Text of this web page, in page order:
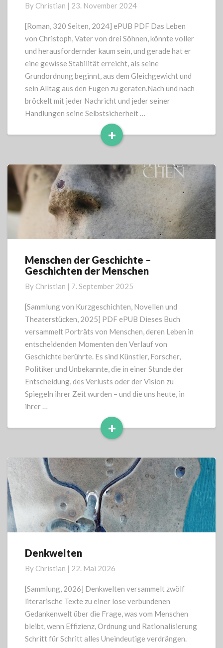
By Christian | 23. November 2024
[Roman, 320 Seiten, 2024] ePUB PDF Das Leben
von Christoph, Vater von drei Söhnen, könnte voller
und herausfordernder kaum sein, und gerade hat er
eine gewisse Stabilität erreicht, als seine
Grundordnung beginnt, aus dem Gleichgewicht und
sein Alltag aus den Fugen zu geraten.Nach und nach
bröckelt mit jeder Nachricht und jeder seiner
Handlungen seine Selbstsicherheit …
+
Read
Menschen
der
–
Geschichten
der
Menschen
Menschen der Geschichte –
Geschichten der Menschen
By Christian | 7. September 2025
[Sammlung von Kurzgeschichten, Novellen und
Theaterstücken, 2025] PDF ePUB Dieses Buch
versammelt Porträts von Menschen, deren Leben in
entscheidenden Momenten den Verlauf von
Geschichte berührte. Es sind Künstler, Forscher,
Politiker und Unbekannte, die in einer Stunde der
Entscheidung, des Verlusts oder der Vision zu
Spiegeln ihrer Zeit wurden – und die uns heute, in
ihrer …
+
Read
Denkwelten
Denkwelten
By Christian | 22. Mai 2026
[Sammlung, 2026] Denkwelten versammelt zwölf
literarische Texte zu einer lose verbundenen
Gedankenwelt über die Frage, was vom Menschen
bleibt, wenn Effizienz, Ordnung und Rationalisierung
Schritt für Schritt alles Uneindeutige verdrängen.